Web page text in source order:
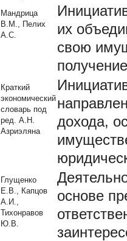
Мандрица
В.М., Пелих
А.С.
их
свою
Краткий
экономический
словарь под
ред. А.Н.
Азриэляна
дохода,
Глущенко
Е.В., Капцов
А.И.,
Тихонравов
Ю.В.
основе